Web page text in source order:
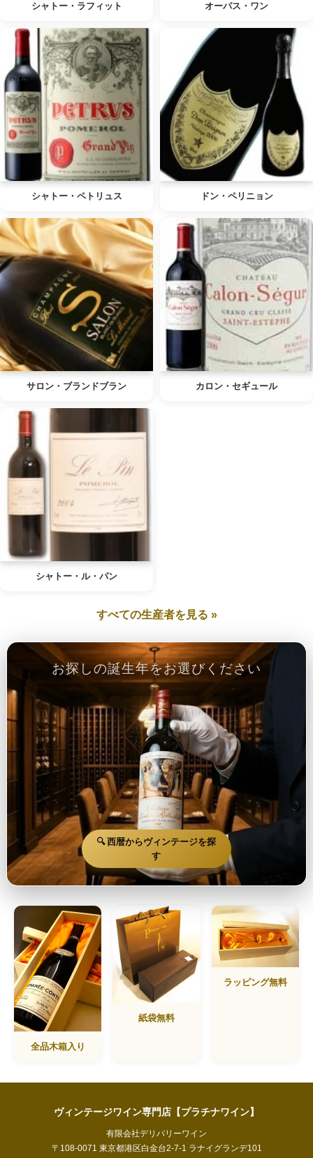
シャトー・ラフィット オーパス・ワン
シャトー・ペトリュス ドン・ペリニョン
サロン・ブランドブラン カロン・セギュール
シャトー・ル・パン
すべての生産者を見る »
お探しの誕生年をお選びください
🔍 西暦からヴィンテージを探
す
全品木箱入り
紙袋無料
ラッピング無料
ヴィンテージワイン専門店【プラチナワイン】
有限会社デリバリーワイン
〒108-0071 東京都港区白金台2-7-1 ラナイグランデ101